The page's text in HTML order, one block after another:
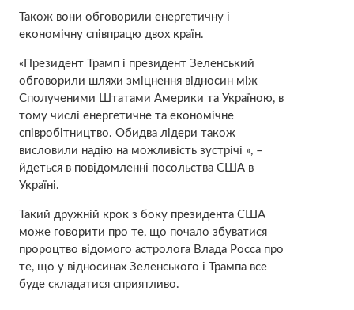
Також вони обговорили енергетичну і
економічну співпрацю двох країн.
«Президент Трамп і президент Зеленський
обговорили шляхи зміцнення відносин між
Сполученими Штатами Америки та Україною, в
тому числі енергетичне та економічне
співробітництво. Обидва лідери також
висловили надію на можливість зустрічі », –
йдеться в повідомленні посольства США в
Україні.
Такий дружній крок з боку президента США
може говорити про те, що почало збуватися
пророцтво відомого астролога Влада Росса про
те, що у відносинах Зеленського і Трампа все
буде складатися сприятливо.